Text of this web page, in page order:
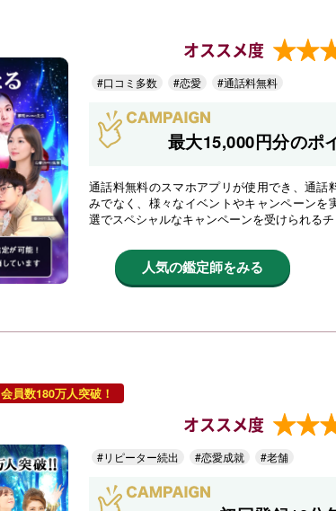
オススメ度
#口コミ多数 #恋愛 #通話料無料
最大15,000円分のポ
通話料無料のスマホアプリが使用でき、通
みでなく、様々なイベントやキャンペーンを
選でスペシャルなキャンペーンを受けられるチ
人気の鑑定師をみる
会員数180万人突破！
オススメ度
#リピーター続出 #恋愛成就 #老舗